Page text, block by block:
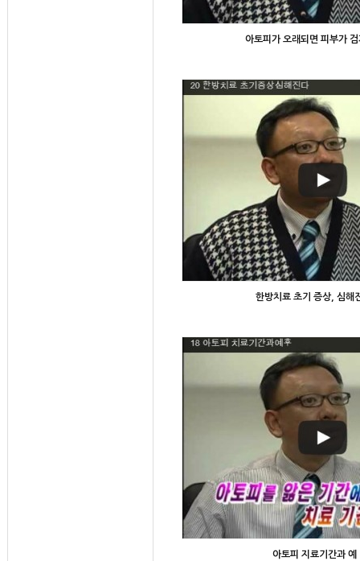
아토피가 오래되면 피부가
한방치료 초기 증상, 심해
아토피 지료기간과 예